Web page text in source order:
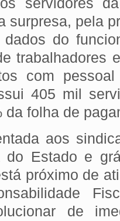
surpresa, pela
do
trabalhadores
com
405 mil
da folha de
aos
do Estado e
próximo de
de